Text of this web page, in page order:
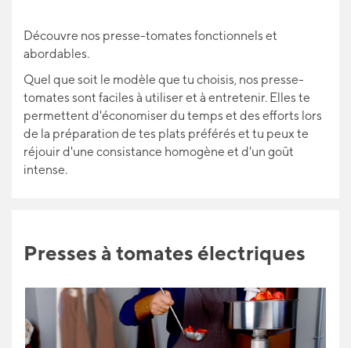
Découvre nos presse-tomates fonctionnels et
abordables.
Quel que soit le modèle que tu choisis, nos presse-
tomates sont faciles à utiliser et à entretenir. Elles te
permettent d'économiser du temps et des efforts lors
de la préparation de tes plats préférés et tu peux te
réjouir d'une consistance homogène et d'un goût
intense.
Presses à tomates électriques